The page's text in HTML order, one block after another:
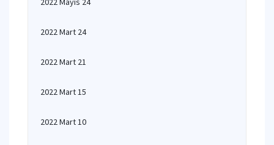
2022 Mart 24
2022 Mart 21
2022 Mart 15
2022 Mart 10